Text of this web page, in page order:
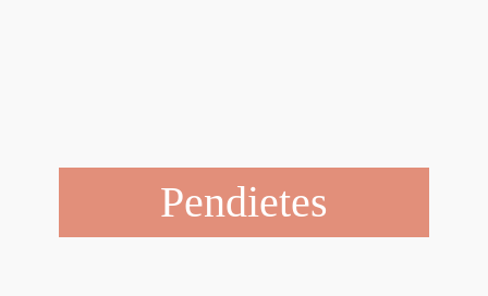
Pendietes